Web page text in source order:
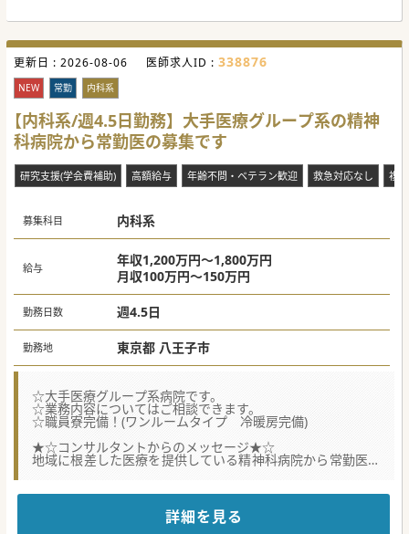
更新日 : 2026-08-06 医師求人ID : 338876
NEW 常勤 内科系
【内科系/週4.5日勤務】大手医療グループ系の精神
科病院から常勤医の募集です
研究支援(学会費補助) 高額給与 年齢不問・ベテラン歓迎 救急対応なし 複
募集科目 内科系
給与
年収1,200万円～1,800万円
月収100万円～150万円
勤務日数 週4.5日
勤務地 東京都 八王子市
☆大手医療グループ系病院です。
☆業務内容についてはご相談できます。
☆職員寮完備！(ワンルームタイプ 冷暖房完備)
★☆コンサルタントからのメッセージ★☆
地域に根差した医療を提供している精神科病院から常勤医の
募集です。
の患者様の社会復帰をサポート。
従来の精神科治療に加え、うつ病・うつ状態に特化したプロ
グラムやチームで治療を行っております。
詳細を見る